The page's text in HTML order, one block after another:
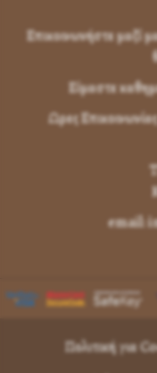
Επικοινωνήστε μαζί
Είμαστε
Ωρες
email:
Πολιτική για